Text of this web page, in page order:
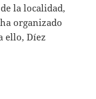
la localidad,
organizado
ello, Díez